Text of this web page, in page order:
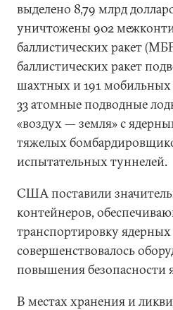
выделено 8,79 млрд
уничтожены 902
баллистических ракет
баллистических ракет
шахтных и 191 мобильных
33 атомные подводные
«воздух — земля» с
тяжелых
испытательных туннелей.
США поставили
контейнеров,
транспортировку ядерных
совершенствовалось
повышения
В местах хранения и